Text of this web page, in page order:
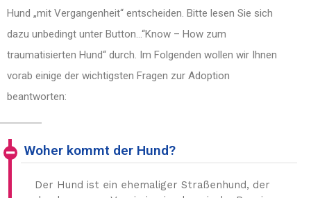
Hund „mit Vergangenheit“ entscheiden. Bitte lesen Sie sich
dazu unbedingt unter Button…“Know – How zum
traumatisierten Hund“ durch. Im Folgenden wollen wir Ihnen
vorab einige der wichtigsten Fragen zur Adoption
beantworten:
Woher kommt der Hund?
Der Hund ist ein ehemaliger Straßenhund, der